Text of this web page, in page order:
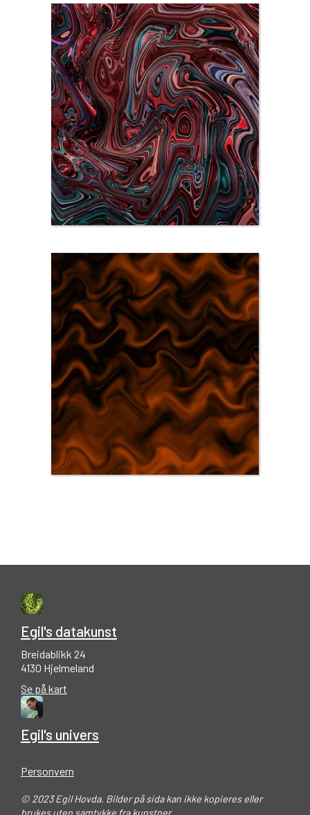
Egil's datakunst
Breidablikk 24
4130 Hjelmeland
Se på kart
Egil's univers
Personvern
© 2023 Egil Hovda. Bilder på sida kan ikke kopieres eller
brukes uten samtykke fra kunstner.